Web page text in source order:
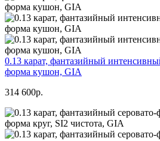
0.13 карат, фантазийный
форма кушон, GIA
314 600р.